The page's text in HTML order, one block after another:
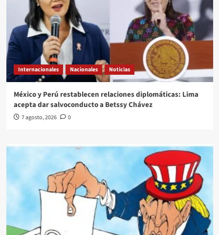
Internacionales Nacionales Noticias
México y Perú restablecen relaciones diplomáticas: Lima
acepta dar salvoconducto a Betssy Chávez
7 agosto, 2026 0